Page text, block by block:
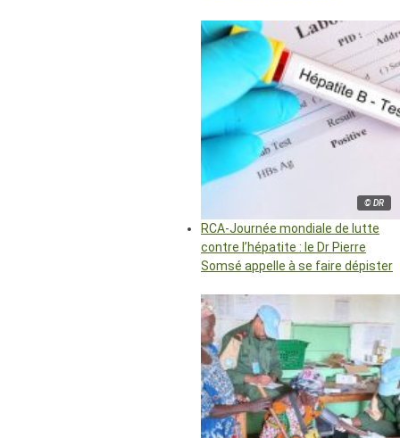
© DR
RCA-Journée mondiale de lutte
contre l’hépatite : le Dr Pierre
Somsé appelle à se faire dépister